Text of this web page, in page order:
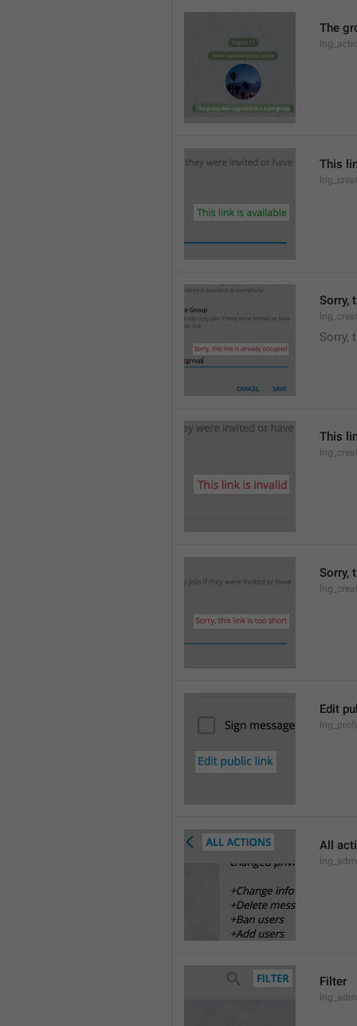
The
This
Sorry,
Sorry,
This
Sorry,
Edit
All
Filter